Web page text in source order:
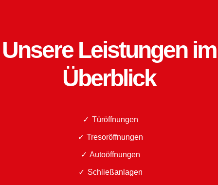
Unsere Leistungen im
Überblick
Türöffnungen
Tresoröffnungen
Autoöffnungen
Schließanlagen